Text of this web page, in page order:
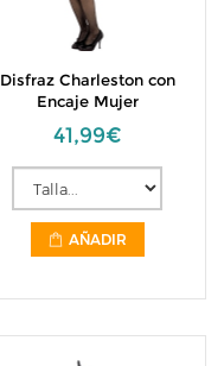
Disfraz Charleston con
Encaje Mujer
41,99€
AÑADIR